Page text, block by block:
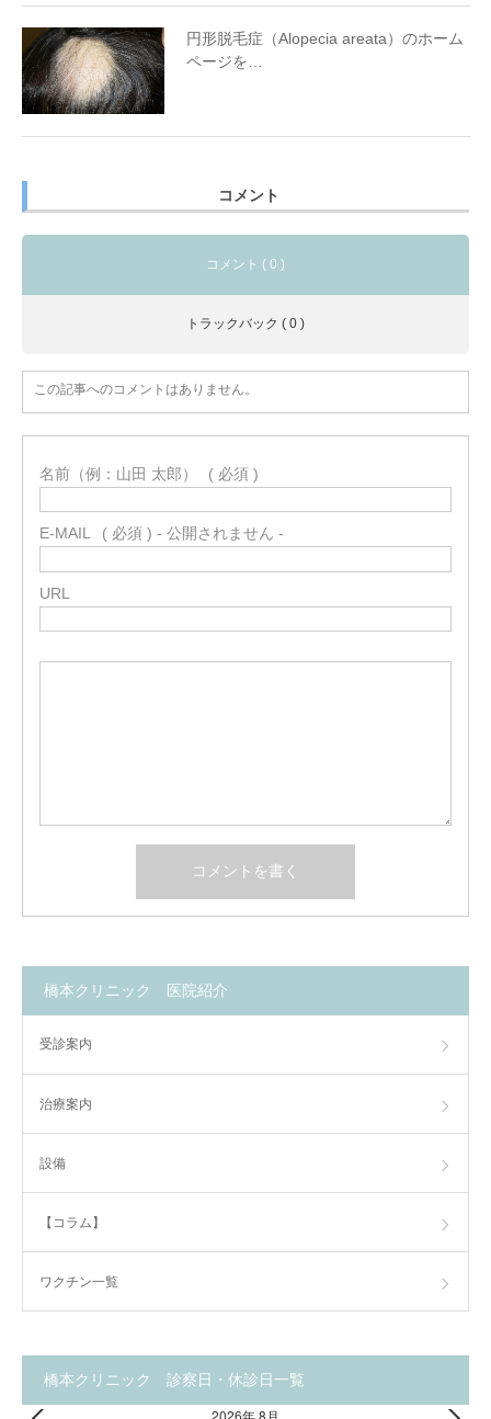
円形脱毛症（Alopecia areata）のホーム
ページを…
コメント
コメント ( 0 )
トラックバック ( 0 )
この記事へのコメントはありません。
名前（例：山田 太郎） ( 必須 )
E-MAIL ( 必須 ) - 公開されません -
URL
橋本クリニック 医院紹介
受診案内
治療案内
設備
【コラム】
ワクチン一覧
橋本クリニック 診察日・休診日一覧